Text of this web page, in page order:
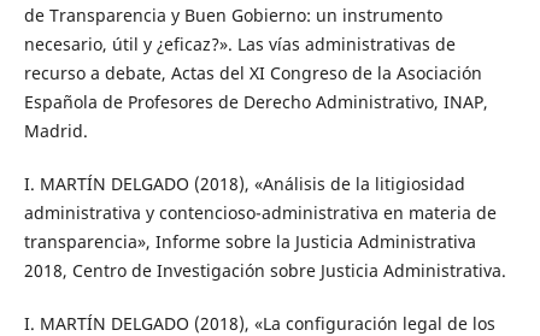
de Transparencia y Buen Gobierno: un instrumento
necesario, útil y ¿eficaz?». Las vías administrativas de
recurso a debate, Actas del XI Congreso de la Asociación
Española de Profesores de Derecho Administrativo, INAP,
Madrid.
I. MARTÍN DELGADO (2018), «Análisis de la litigiosidad
administrativa y contencioso-administrativa en materia de
transparencia», Informe sobre la Justicia Administrativa
2018, Centro de Investigación sobre Justicia Administrativa.
I. MARTÍN DELGADO (2018), «La configuración legal de los